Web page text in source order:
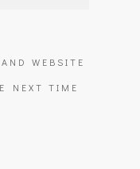
WEBSITE
NEXT TIME